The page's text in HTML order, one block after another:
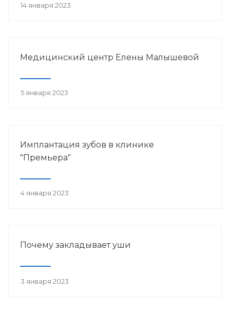
14 января 2023
Медицинский центр Елены Малышевой
5 января 2023
Имплантация зубов в клинике
"Премьера"
4 января 2023
Почему закладывает уши
3 января 2023